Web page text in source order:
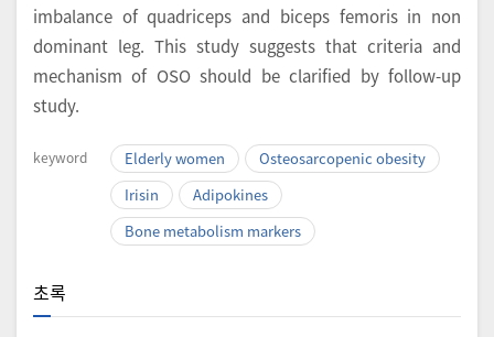
imbalance of quadriceps and biceps femoris in non
dominant leg. This study suggests that criteria and
mechanism of OSO should be clarified by follow-up
study.
keyword Elderly women
Osteosarcopenic obesity
Irisin
Adipokines
Bone metabolism markers
초록